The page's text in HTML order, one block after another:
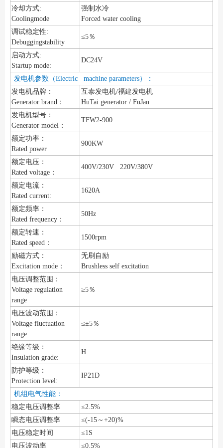
冷却方式:
Coolingmode
强制水冷
Forced water cooling
调试稳定性:
Debuggingstability
≤5％
启动方式:
Startup mode:
DC24V
发电机参数（Electric machine parameters）：
发电机品牌：
Generator brand：
互泰发电机/福建发电机
HuTai generator / FuJan
发电机型号：
Generator model：
TFW2-900
额定功率：
Rated power
900KW
额定电压：
Rated voltage：
400V/230V 220V/380V
额定电流：
Rated current:
1620A
额定频率：
Rated frequency：
50Hz
额定转速：
Rated speed：
1500rpm
励磁方式：
Excitation mode：
无刷自励
Brushless self excitation
电压调整范围：
Voltage regulation
range
≥5％
电压波动范围：
Voltage fluctuation
range:
≤±5％
绝缘等级：
Insulation grade:
H
防护等级：
Protection level:
IP21D
机组电气性能：
稳定电压调整率
≤2.5%
瞬态电压调整率
≤(-15～+20)%
电压稳定时间
≤1S
电压波动率
≤0.5%